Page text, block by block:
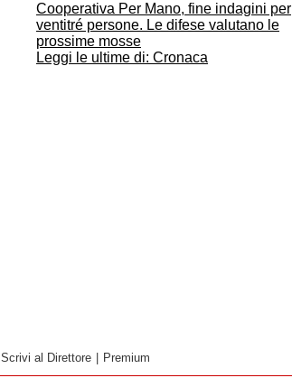
Cooperativa Per Mano, fine indagini per
ventitré persone. Le difese valutano le
prossime mosse
Leggi le ultime di: Cronaca
Scrivi al Direttore Premium